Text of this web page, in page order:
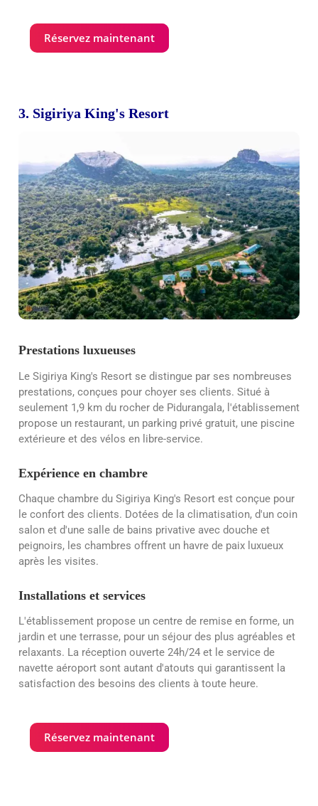
Réservez maintenant
3. Sigiriya King's Resort
Prestations luxueuses
Le Sigiriya King's Resort se distingue par ses nombreuses
prestations, conçues pour choyer ses clients. Situé à
seulement 1,9 km du rocher de Pidurangala, l'établissement
propose un restaurant, un parking privé gratuit, une piscine
extérieure et des vélos en libre-service.
Expérience en chambre
Chaque chambre du Sigiriya King's Resort est conçue pour
le confort des clients. Dotées de la climatisation, d'un coin
salon et d'une salle de bains privative avec douche et
peignoirs, les chambres offrent un havre de paix luxueux
après les visites.
Installations et services
L'établissement propose un centre de remise en forme, un
jardin et une terrasse, pour un séjour des plus agréables et
relaxants. La réception ouverte 24h/24 et le service de
navette aéroport sont autant d'atouts qui garantissent la
satisfaction des besoins des clients à toute heure.
Réservez maintenant